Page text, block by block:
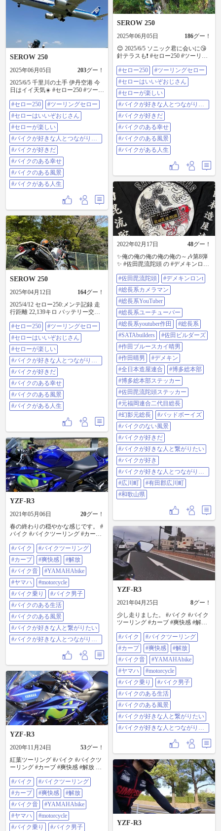
SEROW 250
2025年06月05日 203グー！
2025/6/5 千里川の土手 伊丹空港 今
日はイイ天気☀️ #セロー250 #ツーリ
ん #セローが楽しい #バイクが好き
な人とつながりたい #バイクが好き
だ #バイクのある幸せ #バイクのあ
る風景 #バイクがある人生
#セロー250
#ツーリングセロー
#セローはいいぞおじさん
#セローが楽しい
#バイクが好きな人とつながりた
い
#バイクが好きだ
#バイクのある幸せ
#バイクのある風景
#バイクがある人生
SEROW 250
2025年06月05日 186グー！
😊 2025/6/5 ソニック君に会いに😘
針テラスも❗ #セロー250 #ツーリン
#セローが楽しい #バイクが好きな
人とつながりたい #バイクが好きだ
#バイクのある幸せ #バイクのある
風景 #バイクがある人生
#セロー250
#ツーリングセロー
#セローはいいぞおじさん
#セローが楽しい
#バイクが好きな人とつながりた
い
#バイクが好きだ
#バイクのある幸せ
#バイクのある風景
#バイクがある人生
SEROW 250
2025年04月12日 164グー！
2025/4/12 セロー250:メンテ記録 走
行距離 22,139キロ バッテリー交換
#ツーリングセロー #セローはいい
ぞおじさん #セローが楽しい #バイ
クが好きな人とつながりたい #バイ
クが好きだ #バイクのある幸せ #バ
イクのある風景 #ばいくがある人生
#セロー250
#ツーリングセロー
#セローはいいぞおじさん
#セローが楽しい
#バイクが好きな人とつながりた
い
#バイクが好きだ
#バイクのある幸せ
#バイクのある風景
#バイクがある人生
2022年02月17日 48グー！
✨俺の俺の俺の俺の俺の～🎶第8弾
✨ #佐田毘流陀頭 の #デメキンロンt
ー10枚集めたら非売品オリジナル
グッズちょーだい🙏（しつこい
🤣） #総長系カメラマン の宇野ち
ゃん普通自動二輪免許取得おめで
と🎉 総長からのプレゼントのバイ
クがめっちゃ気になる⤴️ デメキンT
シャツあるからロンT要らんかなっ
て思ってたけど、袖の文字とステ
ッカーが😅 スーフォアちゃん今日
車検＆プチカスタム終わって引き
取ってきたけど、まだパーツ届い
てないのあるからまた今度🏍 #総長
系youtuber #総長系ユーチューバー
#総長系youtuber作田 #総長系
#satabuilders #佐田ビルダーズ #作田
ブルースカイ晴男 #作田晴男 #デメ
キン #全日本造屋連合 #博多総本部
#博多総本部ステッカー #佐田毘流
陀頭ステッカー #元福岡連合二代目
総長 #幻影元総長 #バッドボーイズ
#バイクのない風景 #バイクが好き
だ #バイクが好きな人と繋がりたい
#バイクが好き #バイクが好きな人
とつながりたい #広川町 #有田郡広
川町 #和歌山県
#佐田毘流陀頭
#デメキンロンt
#総長系カメラマン
#総長系YouTuber
#総長系ユーチューバー
#総長系youtuber作田
#総長系
#SATAbuilders
#佐田ビルダーズ
#作田ブルースカイ晴男
#作田晴男
#デメキン
#全日本造屋連合
#博多総本部
#博多総本部ステッカー
#佐田毘流陀頭ステッカー
#元福岡連合二代目総長
#幻影元総長
#バッドボーイズ
#バイクのない風景
#バイクが好きだ
#バイクが好きな人と繋がりたい
#バイクが好き
#バイクが好きな人とつながりた
い
#広川町
#有田郡広川町
#和歌山県
YZF-R3
2021年05月06日 20グー！
春の終わりの穏やかな感じです。 #
バイク #バイクツーリング #カーブ
#YAMAHAbike #ヤマハ #motorcycle
#バイク乗り #バイク男子 #バイク
のある生活 #バイクのある風景 #バ
イクが好きな人と繋がりたい #バイ
クが好きな人とつながりたい
https://www.youtube.com/channel/UCX
yhdIMHW9iU4gINPx8dynQ
#バイク
#バイクツーリング
#カープ
#爽快感
#解放
#バイク音
#YAMAHAbike
#ヤマハ
#motorcycle
#バイク乗り
#バイク男子
#バイクのある生活
#バイクのある風景
#バイクが好きな人と繋がりたい
#バイクが好きな人とつながりた
YZF-R3
2021年04月25日 8グー！
少し走りました。 #バイク #バイク
ツーリング #カーブ #爽快感 #解放
#motorcycle #バイク乗り #バイク男
子 #バイクのある生活 #バイクのあ
る風景 #バイクが好きな人と繋がり
たい #バイクが好きな人とつながり
たい
https://www.youtube.com/channel/UCX
yhdIMHW9iU4gINPx8dynQ
#バイク
#バイクツーリング
#カープ
#爽快感
#解放
#バイク音
#YAMAHAbike
#ヤマハ
#motorcycle
#バイク乗り
#バイク男子
#バイクのある生活
#バイクのある風景
#バイクが好きな人と繋がりたい
#バイクが好きな人とつながりた
YZF-R3
2020年11月24日 53グー！
紅葉ツーリング #バイク #バイクツ
ーリング #カーブ #爽快感 #解放 #
#motorcycle #バイク乗り #バイク男
子 #バイクのある生活 #バイクのあ
る風景 #バイクが好きな人と繋がり
たい #バイクが好きな人とつながり
たい
https://www.youtube.com/channel/UCX
yhdIMHW9iU4gINPx8dynQ
#バイク
#バイクツーリング
#カープ
#爽快感
#解放
#バイク音
#YAMAHAbike
#ヤマハ
#motorcycle
#バイク乗り
#バイク男子
YZF-R3